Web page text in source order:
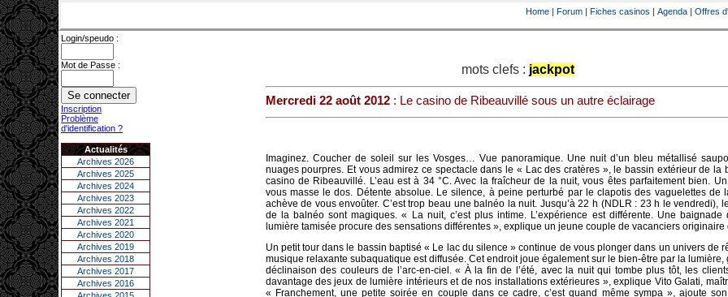
Home | Forum | Fiches casinos | Agenda | Offres
Login/speudo :
Mot de Passe :
Inscription
Problème
d'identification ?
Actualités
Archives 2026
Archives 2025
Archives 2024
Archives 2023
Archives 2022
Archives 2021
Archives 2020
Archives 2019
Archives 2018
Archives 2017
Archives 2016
mots clefs : jackpot
Mercredi 22 août 2012: Le casino de Ribeauvillé sous un autre éclairage
Imaginez. Coucher de soleil sur les Vosges… Vue panoramique. Une nuit d’un bleu métallisé
nuages pourpres. Et vous admirez ce spectacle dans le « Lac des cratères », le bassin extérieur de la
casino de Ribeauvillé. L’eau est à 34 °C. Avec la fraîcheur de la nuit, vous êtes parfaitement bien. Un
vous masse le dos. Détente absolue. Le silence, à peine perturbé par le clapotis des vaguelettes de
achève de vous envoûter. C’est trop beau une balnéo la nuit. Jusqu’à 22 h (NDLR : 23 h le vendredi),
de la balnéo sont magiques. « La nuit, c’est plus intime. L’expérience est différente. Une baignade
lumière tamisée procure des sensations différentes », explique un jeune couple de vacanciers originaire
Un petit tour dans le bassin baptisé « Le lac du silence » continue de vous plonger dans un univers de
musique relaxante subaquatique est diffusée. Cet endroit joue également sur le bien-être par la lumière,
déclinaison des couleurs de l’arc-en-ciel. « À la fin de l’été, avec la nuit qui tombe plus tôt, les
davantage des jeux de lumière intérieurs et de nos installations extérieures », explique Vito Galati,
« Franchement, une petite soirée en couple dans ce cadre, c’est quand même sympa », ajoute